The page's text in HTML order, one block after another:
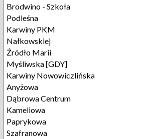
Brodwino - Szkoła
Podleśna
Karwiny PKM
Nałkowskiej
Źródło Marii
Myśliwska [GDY]
Karwiny Nowowiczlińska
Anyżowa
Dąbrowa Centrum
Kameliowa
Paprykowa
Szafranowa